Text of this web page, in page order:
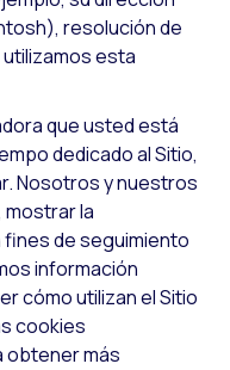
resolución de
esta
que usted está
dedicado al Sitio,
Nosotros y nuestros
la
fines de seguimiento
información
cómo utilizan el Sitio
cookies
obtener más